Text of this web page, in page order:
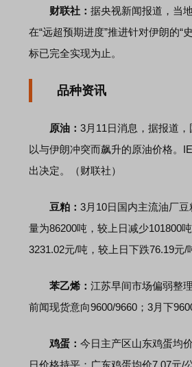
财联社： 据央视新闻报道，当
在“远超预期进度”推进针对伊朗的“
标已完全实现为止。
品种资讯
原油： 3月11日消息，据报道
以与伊朗冲突而飙升的原油价格。
出决定。（财联社）
豆粕： 3月10日国内主流油厂
量为86200吨，较上日减少101800
3231.02元/吨，较上日下跌76.19元/
苯乙烯： 江苏早间市场偏弱整
前闻现货意向9600/9660；3月下
鸡蛋： 今日主产区山东鸡蛋均
日价格持平；广东鸡蛋均价7.07元/